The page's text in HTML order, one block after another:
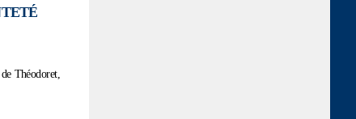
Théodoret,